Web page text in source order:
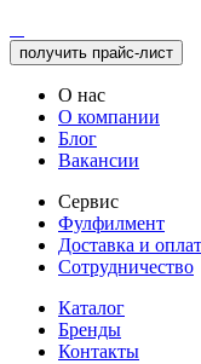
получить прайс-лист
О нас
О компании
Блог
Вакансии
Сервис
Фулфилмент
Доставка и
Сотрудничество
Каталог
Бренды
Контакты